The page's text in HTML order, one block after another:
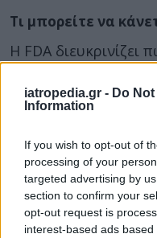
iatropedia.gr - Do
Information
If you wish to opt-out of
processing of your
targeted advertising by
section to confirm your
opt-out request is
interest-based ads
Τι μπορείτε να
Η FDA διευκρινίζει
που λαμβάνουν τα
φάρμακα. Ούτε η
πρόβλημα. Ωστόσο
πρέπει να
χορηγήσει τα
Σε καμία